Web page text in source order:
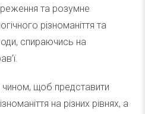
та розумне
різноманіття та
спираючись на
чином, щоб представити
на різних рівнях, а